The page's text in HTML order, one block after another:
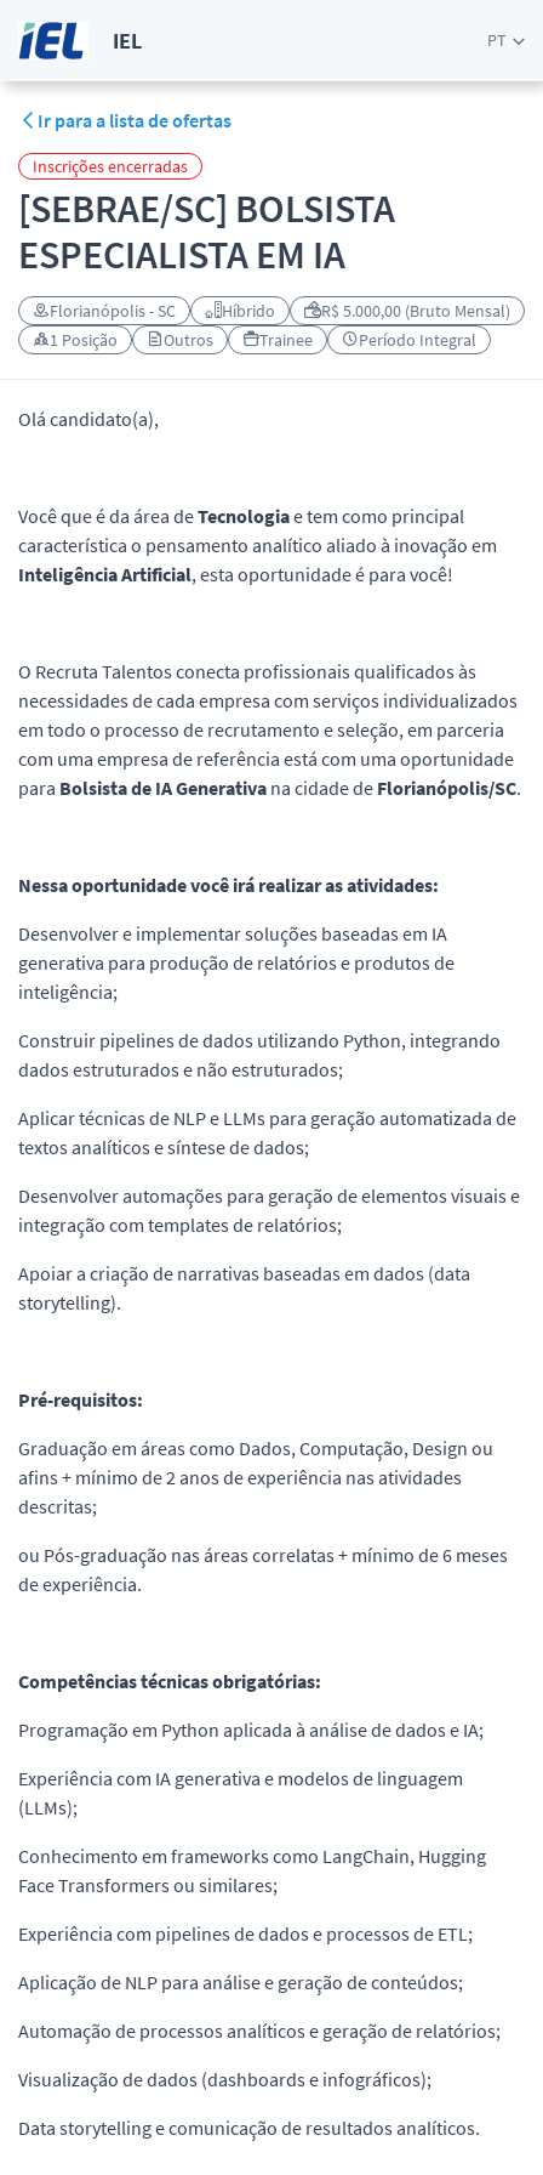
IEL PT
Ir para a lista de ofertas
Inscrições encerradas
[SEBRAE/SC] BOLSISTA
ESPECIALISTA EM IA
Florianópolis - SC Híbrido
R$ 5.000,00 (Bruto Mensal)
1 Posição
Outros Trainee Período Integral
Olá candidato(a),
Você que é da área deTecnologiae tem como principal
característica o pensamento analítico aliado à inovação em
Inteligência Artificial, esta oportunidade é para você!
O Recruta Talentos conecta profissionais qualificados às
necessidades de cada empresa com serviços individualizados
em todo o processo de recrutamento e seleção, em parceria
com uma empresa de referência está com uma oportunidade
para Bolsista de IA Generativa na cidade de Florianópolis/SC.
Nessa oportunidade você irá realizar as atividades:
Desenvolver e implementar soluções baseadas em IA
generativa para produção de relatórios e produtos de
inteligência;
Construir pipelines de dados utilizando Python, integrando
dados estruturados e não estruturados;
Aplicar técnicas de NLP e LLMs para geração automatizada de
textos analíticos e síntese de dados;
Desenvolver automações para geração de elementos visuais e
integração com templates de relatórios;
Apoiar a criação de narrativas baseadas em dados (data
storytelling).
Pré-requisitos:
Graduação em áreas como Dados, Computação, Design ou
afins + mínimo de 2 anos de experiência nas atividades
descritas;
ou Pós-graduação nas áreas correlatas + mínimo de 6 meses
de experiência.
Competências técnicas obrigatórias:
Programação em Python aplicada à análise de dados e IA;
Experiência com IA generativa e modelos de linguagem
(LLMs);
Conhecimento em frameworks como LangChain, Hugging
Face Transformers ou similares;
Experiência com pipelines de dados e processos de ETL;
Aplicação de NLP para análise e geração de conteúdos;
Automação de processos analíticos e geração de relatórios;
Visualização de dados (dashboards e infográficos);
Data storytelling e comunicação de resultados analíticos.